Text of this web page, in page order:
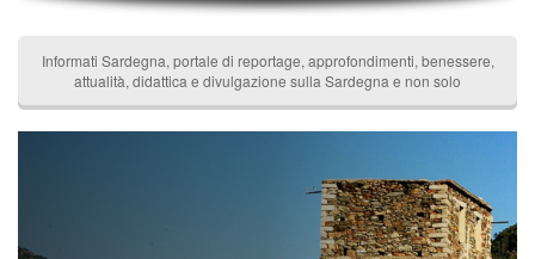
Informati Sardegna, portale di reportage, approfondimenti, benessere,
attualità, didattica e divulgazione sulla Sardegna e non solo